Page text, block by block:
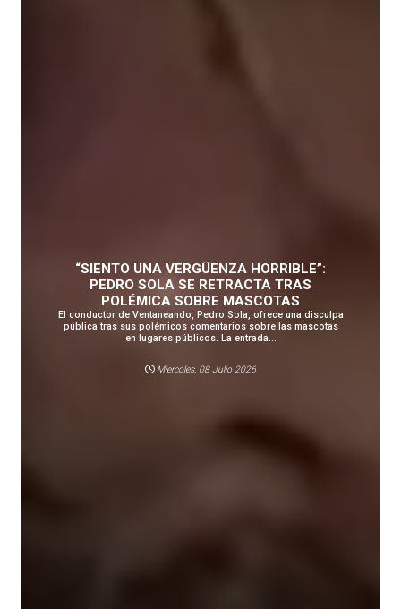
“SIENTO UNA VERGÜENZA HORRIBLE”:
PEDRO SOLA SE RETRACTA TRAS
POLÉMICA SOBRE MASCOTAS
El conductor de Ventaneando, Pedro Sola, ofrece una disculpa
pública tras sus polémicos comentarios sobre las mascotas
en lugares públicos. La entrada...
Miercoles, 08 Julio 2026